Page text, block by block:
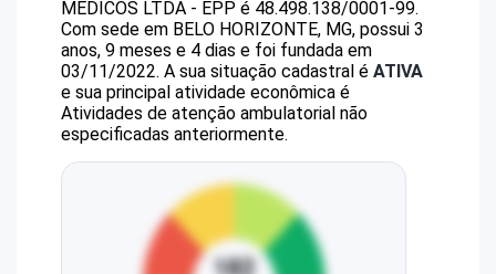
MEDICOS LTDA - EPP é 48.498.138/0001-99.
Com sede em BELO HORIZONTE, MG, possui 3
anos, 9 meses e 4 dias e foi fundada em
03/11/2022. A sua situação cadastral é ATIVA
e sua principal atividade econômica é
Atividades de atenção ambulatorial não
especificadas anteriormente.